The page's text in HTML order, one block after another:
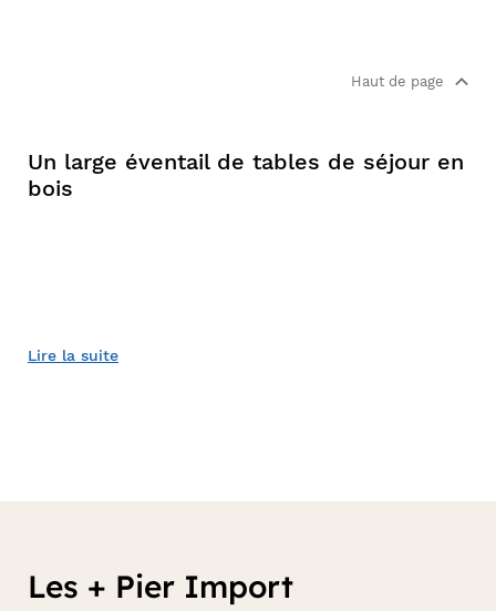
Haut de page
Un large éventail de tables de séjour en
bois
Lire la suite
Les + Pier Import